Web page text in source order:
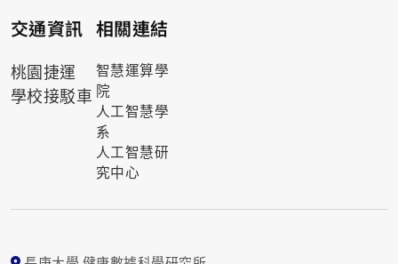
交通資訊
桃園捷運
學校接駁車
相關連結
智慧運算學
院
人工智慧學
系
人工智慧研
究中心